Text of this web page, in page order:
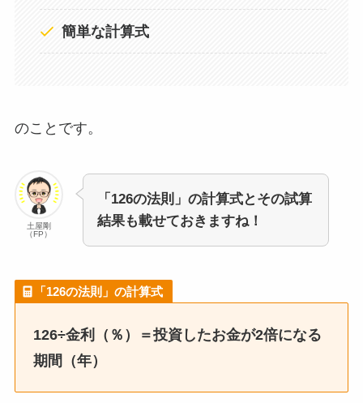
簡単な計算式
のことです。
土屋剛
（FP）
「126の法則」の計算式とその試算
結果も載せておきますね！
「126の法則」の計算式
126÷金利（％）＝投資したお金が2倍になる
期間（年）